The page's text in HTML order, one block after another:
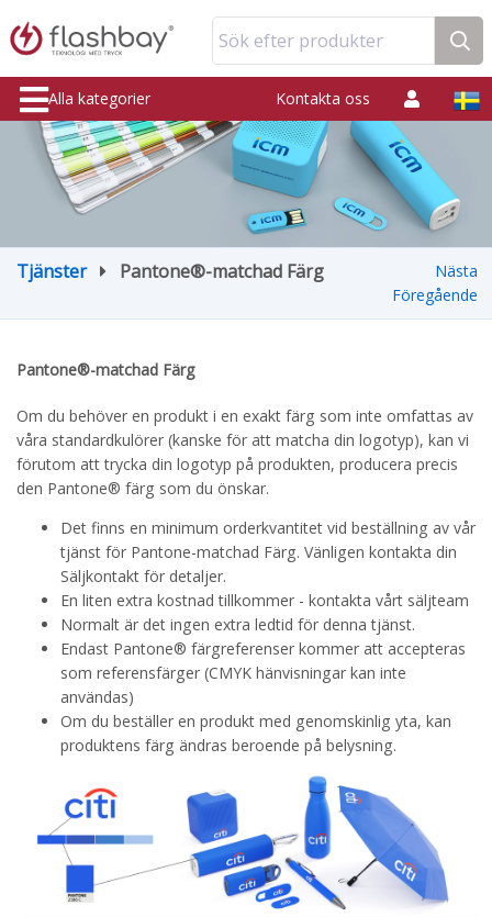
Sök efter produkter
Alla kategorier Kontakta oss
Tjänster Pantone®-matchad Färg
Nästa
Föregående
Pantone®-matchad Färg
Om du behöver en produkt i en exakt färg som inte omfattas av
våra standardkulörer (kanske för att matcha din logotyp), kan vi
förutom att trycka din logotyp på produkten, producera precis
den Pantone® färg som du önskar.
Det finns en minimum orderkvantitet vid beställning av vår
tjänst för Pantone-matchad Färg. Vänligen kontakta din
Säljkontakt för detaljer.
En liten extra kostnad tillkommer - kontakta vårt säljteam
Normalt är det ingen extra ledtid för denna tjänst.
Endast Pantone® färgreferenser kommer att accepteras
som referensfärger (CMYK hänvisningar kan inte
användas)
Om du beställer en produkt med genomskinlig yta, kan
produktens färg ändras beroende på belysning.